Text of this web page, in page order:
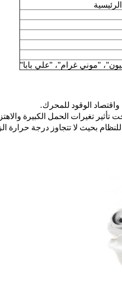
"موني غرام"، "علي بابا"
واقتصاد الوقود للمحرك.